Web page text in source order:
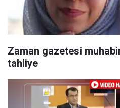
Zaman gazetesi
tahliye